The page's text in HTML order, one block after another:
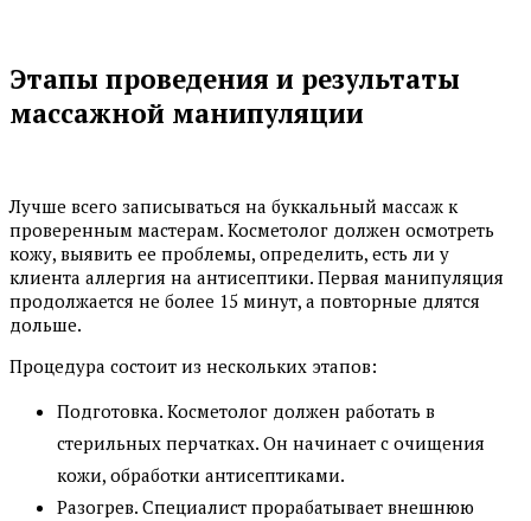
Этапы проведения и результаты
массажной манипуляции
Лучше всего записываться на буккальный массаж к
проверенным мастерам. Косметолог должен осмотреть
кожу, выявить ее проблемы, определить, есть ли у
клиента аллергия на антисептики. Первая манипуляция
продолжается не более 15 минут, а повторные длятся
дольше.
Процедура состоит из нескольких этапов:
Подготовка. Косметолог должен работать в
стерильных перчатках. Он начинает с очищения
кожи, обработки антисептиками.
Разогрев. Специалист прорабатывает внешнюю